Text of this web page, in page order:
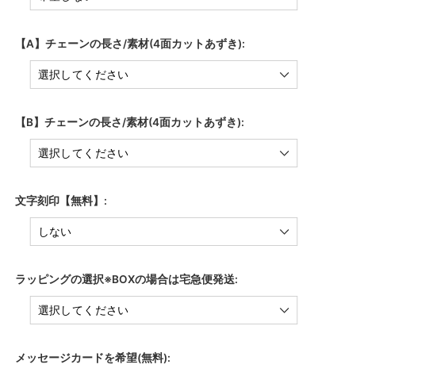
【A】チェーンの長さ/素材(4面カットあずき):
【B】チェーンの長さ/素材(4面カットあずき):
文字刻印【無料】:
ラッピングの選択※BOXの場合は宅急便発送:
メッセージカードを希望(無料):